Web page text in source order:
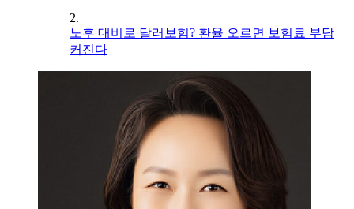
2.
노후 대비로 달러보험? 환율 오르면 보험료 부담
커진다